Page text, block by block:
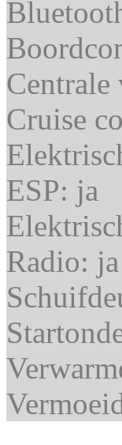
Centrale
Cruise
ESP: ja
Radio: ja